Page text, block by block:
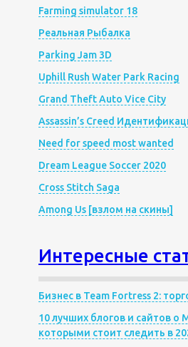
Farming simulator 18
Реальная Рыбалка
Parking Jam 3D
Uphill Rush Water Park Racing
Grand Theft Auto Vice City
Assassin’s Creed
Need for speed most wanted
Dream League Soccer 2020
Cross Stitch Saga
Among Us [взлом на скины]
Интересные
Бизнес в Team Fortress 2:
10 лучших блогов и сайтов о
которыми стоит следить в